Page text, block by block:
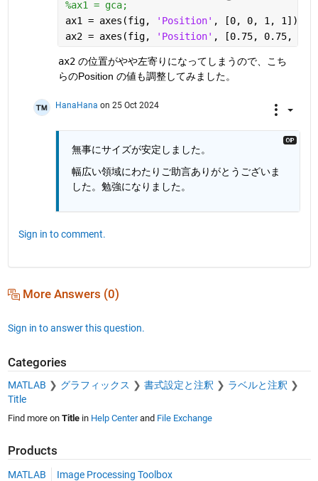
%ax1 = gca;
ax1 = axes(fig,
'Position' , [0, 0, 1, 1]);
ax2 = axes(fig,
'Position' , [0.75, 0.75,
ax2 の位置がやや左寄りになってしまうので、こち
らのPosition の値も調整してみました。
HanaHana on 25 Oct 2024
無事にサイズが安定しました。
幅広い領域にわたりご助言ありがとうございま
した。勉強になりました。
Sign in to comment.
More Answers (0)
Sign in to answer this question.
Categories
MATLAB グラフィックス 書式設定と注釈
ラベルと注釈
Title
Find more on Titlein Help Centerand File Exchange
Products
MATLAB Image Processing Toolbox